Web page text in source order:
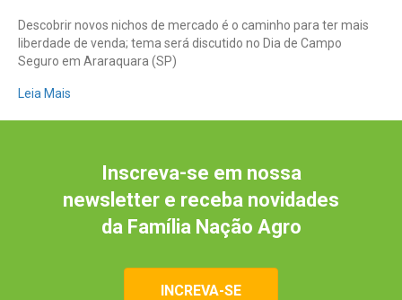
Descobrir novos nichos de mercado é o caminho para ter mais
liberdade de venda; tema será discutido no Dia de Campo
Seguro em Araraquara (SP)
Leia Mais
Inscreva-se em nossa
newsletter e receba novidades
da Família Nação Agro
INCREVA-SE